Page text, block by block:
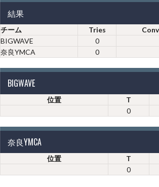
結果
チーム Tries
BIGWAVE
0
奈良YMCA
0
BIGWAVE
位置 T
0
奈良YMCA
位置 T
0